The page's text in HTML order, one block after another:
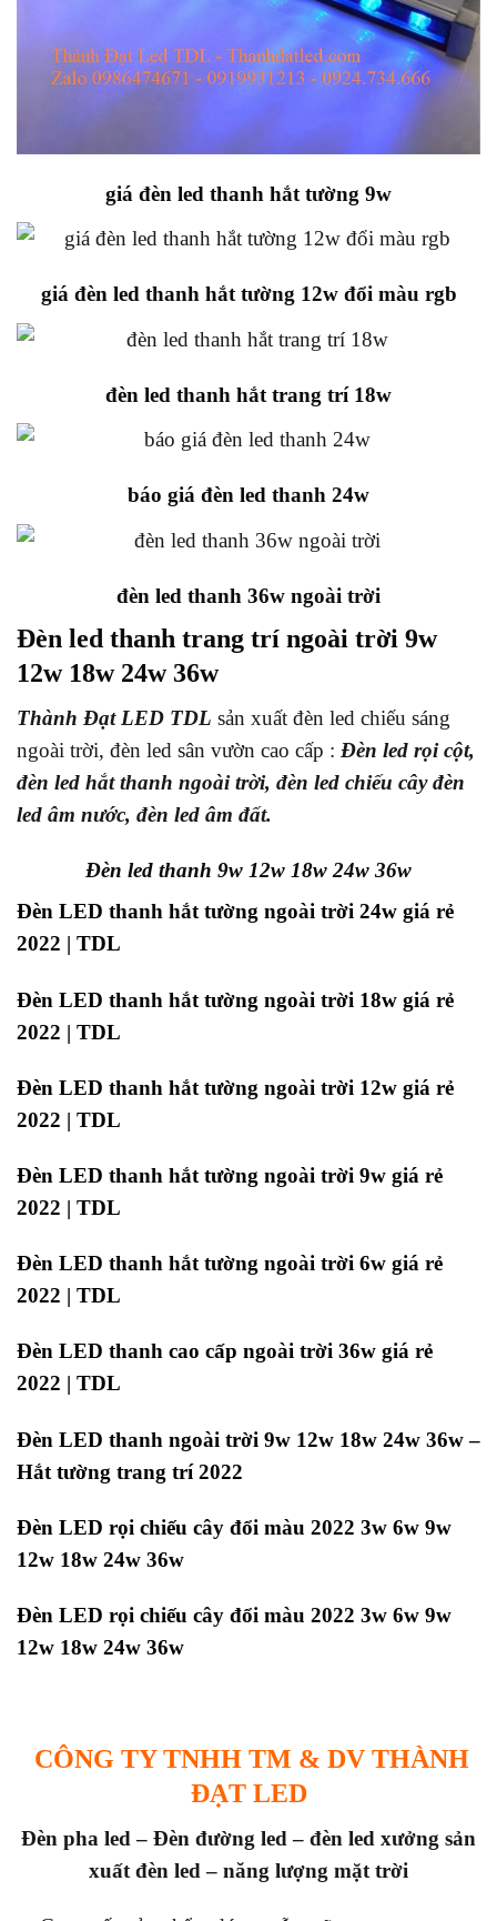
giá đèn led thanh hắt tường 9w
giá đèn led thanh hắt tường 12w đổi màu rgb
đèn led thanh hắt trang trí 18w
báo giá đèn led thanh 24w
đèn led thanh 36w ngoài trời
Đèn led thanh trang trí ngoài trời 9w
12w 18w 24w 36w
Thành Đạt LED TDL sản xuất đèn led chiếu sáng
ngoài trời, đèn led sân vườn cao cấp : Đèn led rọi cột,
đèn led hắt thanh ngoài trời, đèn led chiếu cây đèn
led âm nước, đèn led âm đất.
Đèn led thanh 9w 12w 18w 24w 36w
Đèn LED thanh hắt tường ngoài trời 24w giá rẻ
2022 | TDL
Đèn LED thanh hắt tường ngoài trời 18w giá rẻ
2022 | TDL
Đèn LED thanh hắt tường ngoài trời 12w giá rẻ
2022 | TDL
Đèn LED thanh hắt tường ngoài trời 9w giá rẻ
2022 | TDL
Đèn LED thanh hắt tường ngoài trời 6w giá rẻ
2022 | TDL
Đèn LED thanh cao cấp ngoài trời 36w giá rẻ
2022 | TDL
Đèn LED thanh ngoài trời 9w 12w 18w 24w 36w –
Hắt tường trang trí 2022
Đèn LED rọi chiếu cây đổi màu 2022 3w 6w 9w
12w 18w 24w 36w
Đèn LED rọi chiếu cây đổi màu 2022 3w 6w 9w
12w 18w 24w 36w
CÔNG TY TNHH TM & DV THÀNH
ĐẠT LED
Đèn pha led – Đèn đường led – đèn led xưởng sản
xuất đèn led – năng lượng mặt trời